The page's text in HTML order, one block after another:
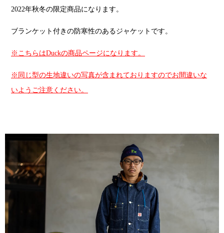
2022年秋冬の限定商品になります。
ブランケット付きの防寒性のあるジャケットです。
※こちらはDuckの商品ページになります。
※同じ型の生地違いの写真が含まれておりますのでお間違いな
いようご注意ください。